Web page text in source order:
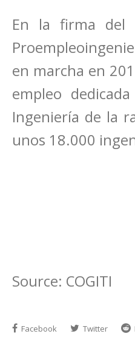
En la firma del
en marcha en
empleo
Ingeniería de la
unos 18.000
Source: COGITI
Facebook Twitter